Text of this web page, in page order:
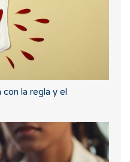
con la regla y el